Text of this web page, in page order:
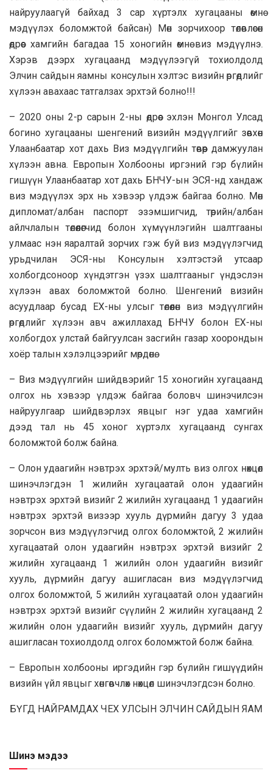
найруулаагүй байхад 3 сар хүртэлх хугацааны өмнө
мэдүүлэх боломжтой байсан) Мөн зорчихоор төлөвлөсөн
өдрөөс хамгийн багадаа 15 хоногийн өмнө виз мэдүүлнэ.
Хэрэв дээрх хугацаанд мэдүүлээгүй тохиолдолд
Элчин сайдын яамны консулын хэлтэс визийн өргөдлийг
хүлээн авахаас татгалзах эрхтэй болно!!!
– 2020 оны 2-р сарын 2-ны өдрөөс эхлэн Монгол Улсад
богино хугацааны шенгений визийн мэдүүлгийг зөвхөн
Улаанбаатар хот дахь Виз мэдүүлгийн төвөөр дамжуулан
хүлээн авна. Европын Холбооны иргэний гэр бүлийн
гишүүн Улаанбаатар хот дахь БНЧУ-ын ЭСЯ-нд хандаж
виз мэдүүлэх эрх нь хэвээр үлдэж байгаа болно. Мөн
дипломат/албан паспорт эзэмшигчид, төрийн/албан
айлчлалын төлөөлөгчид болон хүмүүнлэгийн шалтгааны
улмаас нэн яаралтай зорчих гэж буй виз мэдүүлэгчид
урьдчилан ЭСЯ-ны Консулын хэлтэстэй утсаар
холбогдсоноор хүндэтгэн үзэх шалтгааныг үндэслэн
хүлээн авах боломжтой болно. Шенгений визийн
асуудлаар бусад ЕХ-ны улсыг төлөөлөн виз мэдүүлгийн
өргөдлийг хүлээн авч ажиллахад БНЧУ болон ЕХ-ны
холбогдох улстай байгуулсан засгийн газар хоорондын
хоёр талын хэлэлцээрийг мөрдөнө.
– Виз мэдүүлгийн шийдвэрийг 15 хоногийн хугацаанд
олгох нь хэвээр үлдэж байгаа боловч шинэчилсэн
найруулгаар шийдвэрлэх явцыг нэг удаа хамгийн
дээд тал нь 45 хоног хүртэлх хугацаанд сунгах
боломжтой болж байна.
– Олон удаагийн нэвтрэх эрхтэй/мулть виз олгох нөхцөл
шинэчлэгдэн 1 жилийн хугацаатай олон удаагийн
нэвтрэх эрхтэй визийг 2 жилийн хугацаанд 1 удаагийн
нэвтрэх эрхтэй визээр хууль дүрмийн дагуу 3 удаа
зорчсон виз мэдүүлэгчид олгох боломжтой, 2 жилийн
хугацаатай олон удаагийн нэвтрэх эрхтэй визийг 2
жилийн хугацаанд 1 жилийн олон удаагийн визийг
хууль, дүрмийн дагуу ашигласан виз мэдүүлэгчид
олгох боломжтой, 5 жилийн хугацаатай олон удаагийн
нэвтрэх эрхтэй визийг сүүлийн 2 жилийн хугацаанд 2
жилийн олон удаагийн визийг хууль, дүрмийн дагуу
ашигласан тохиолдолд олгох боломжтой болж байна.
– Европын холбооны иргэдийн гэр бүлийн гишүүдийн
визийн үйл явцыг хөнгөвчлөх нөхцөл шинэчлэгдсэн болно.
БҮГД НАЙРАМДАХ ЧЕХ УЛСЫН ЭЛЧИН САЙДЫН ЯАМ
Шинэ мэдээ